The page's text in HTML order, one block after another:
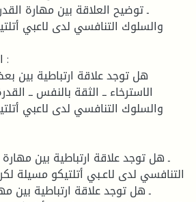
ـ توضيح العلاقة بين مهارة
والسلوك التنافسي لدى لاعبي
هل توجد علاقة ارتباطية بين
الاسترخاء ــ الثقة بالنفس ــ
والسلوك التنافسي لدى لاعبي
التنافسي لدى لاعـبي أتلتيكو مسيلة